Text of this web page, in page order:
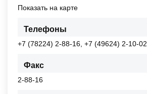
Показать на карте
Телефоны
+7 (78224) 2-88-16, +7 (49624) 2-10-02
Факс
2-88-16